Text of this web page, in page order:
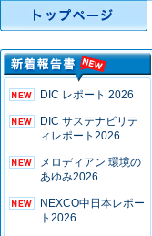
DIC レポート 2026
DIC サステナビリテ
ィレポート2026
メロディアン 環境の
あゆみ2026
NEXCO中日本レポー
ト2026